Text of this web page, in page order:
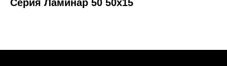
Серия Ламинар 50 50x15